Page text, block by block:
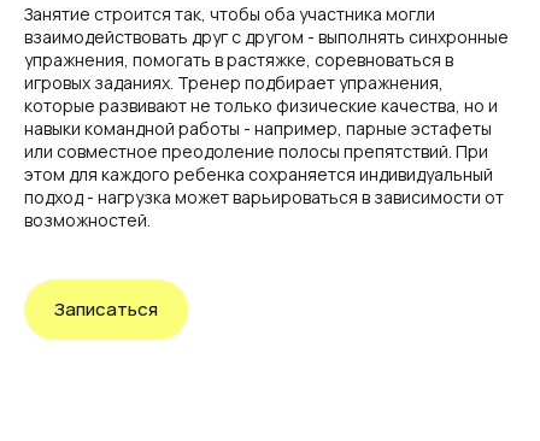
Занятие строится так, чтобы оба участника могли
взаимодействовать друг с другом - выполнять синхронные
упражнения, помогать в растяжке, соревноваться в
игровых заданиях. Тренер подбирает упражнения,
которые развивают не только физические качества, но и
навыки командной работы - например, парные эстафеты
или совместное преодоление полосы препятствий. При
этом для каждого ребенка сохраняется индивидуальный
подход - нагрузка может варьироваться в зависимости от
возможностей.
Записаться